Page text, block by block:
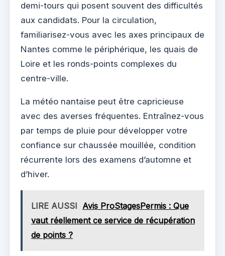
demi-tours qui posent souvent des difficultés
aux candidats. Pour la circulation,
familiarisez-vous avec les axes principaux de
Nantes comme le périphérique, les quais de
Loire et les ronds-points complexes du
centre-ville.
La météo nantaise peut être capricieuse
avec des averses fréquentes. Entraînez-vous
par temps de pluie pour développer votre
confiance sur chaussée mouillée, condition
récurrente lors des examens d’automne et
d’hiver.
LIRE AUSSI Avis ProStagesPermis : Que
vaut réellement ce service de récupération
de points ?